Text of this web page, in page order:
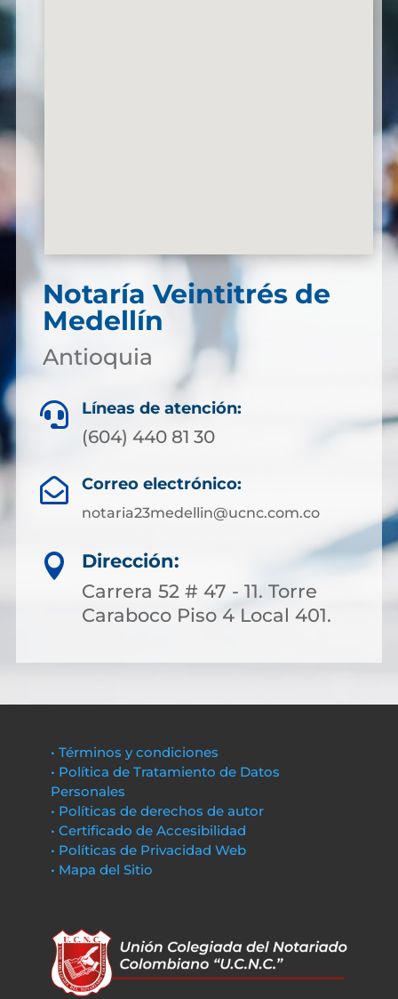
Notaría Veintitrés de
Medellín
Antioquia
 Líneas de atención:
(604) 440 81 30
 Correo electrónico:
notaria23medellin@ucnc.com.co

Dirección:
Carrera 52 # 47 - 11. Torre
Caraboco Piso 4 Local 401.
• Términos y condiciones
• Política de Tratamiento de Datos
Personales
• Políticas de derechos de autor
• Certificado de Accesibilidad
• Políticas de Privacidad Web
• Mapa del Sitio